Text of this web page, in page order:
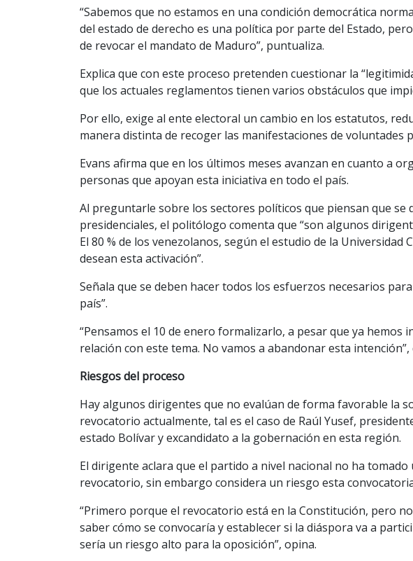
“Sabemos que no estamos en una condición democrática
del estado de derecho es una política por parte del Estado,
de revocar el mandato de Maduro”, puntualiza.
Explica que con este proceso pretenden cuestionar la
que los actuales reglamentos tienen varios obstáculos que
Por ello, exige al ente electoral un cambio en los estatutos,
manera distinta de recoger las manifestaciones de voluntades
Evans afirma que en los últimos meses avanzan en cuanto a
personas que apoyan esta iniciativa en todo el país.
Al preguntarle sobre los sectores políticos que piensan que se
presidenciales, el politólogo comenta que “son algunos
El 80 % de los venezolanos, según el estudio de la Universidad
desean esta activación”.
Señala que se deben hacer todos los esfuerzos necesarios
país”.
“Pensamos el 10 de enero formalizarlo, a pesar que ya hemos
relación con este tema. No vamos a abandonar esta intención”,
Riesgos del proceso
Hay algunos dirigentes que no evalúan de forma favorable la
revocatorio actualmente, tal es el caso de Raúl Yusef,
estado Bolívar y excandidato a la gobernación en esta región.
El dirigente aclara que el partido a nivel nacional no ha
revocatorio, sin embargo considera un riesgo esta
“Primero porque el revocatorio está en la Constitución, pero
saber cómo se convocaría y establecer si la diáspora va a
sería un riesgo alto para la oposición”, opina.